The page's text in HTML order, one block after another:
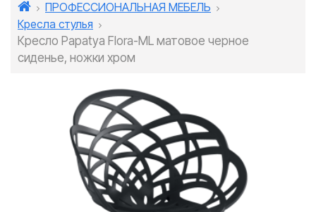
ПРОФЕССИОНАЛЬНАЯ МЕБЕЛЬ
Кресла стулья
Кресло Papatya Flora-ML матовое черное
сиденье, ножки хром